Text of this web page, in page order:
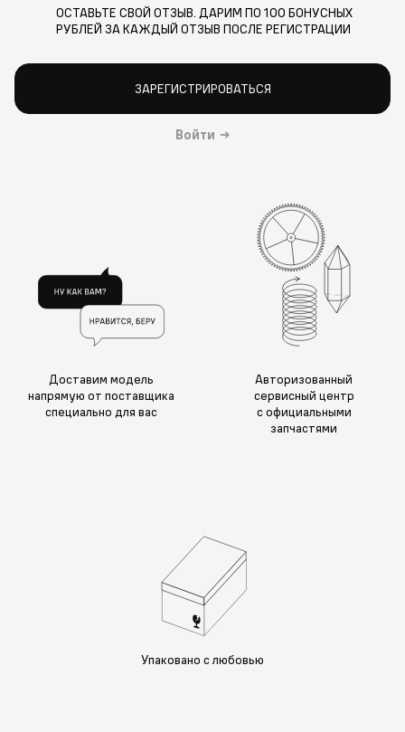
ОСТАВЬТЕ СВОЙ ОТЗЫВ. ДАРИМ ПО 100 БОНУСНЫХ
РУБЛЕЙ ЗА КАЖДЫЙ ОТЗЫВ ПОСЛЕ РЕГИСТРАЦИИ
ЗАРЕГИСТРИРОВАТЬСЯ
Войти →
Доставим модель
напрямую от поставщика
специально для вас
Авторизованный
сервисный центр
с официальными
запчастями
Упаковано с любовью